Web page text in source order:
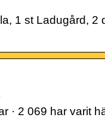
1 st Ladugård, 2
· 2 069 har varit